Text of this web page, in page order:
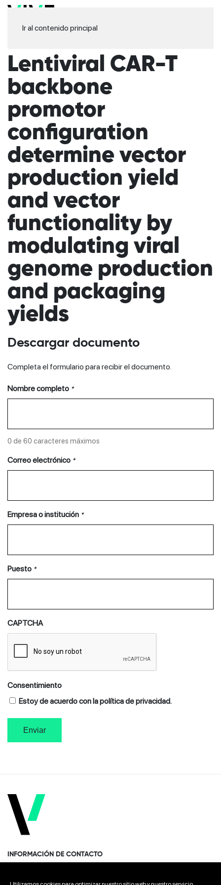
Ir al contenido principal
Lentiviral CAR-T
backbone
promotor
configuration
determine vector
production yield
and vector
functionality by
modulating viral
genome production
and packaging
yields
Descargar documento
Completa el formulario para recibir el documento.
Nombre completo *
0 de 60 caracteres máximos
Correo electrónico *
Empresa o institución *
Puesto *
CAPTCHA
Consentimiento
Estoy de acuerdo con la política de privacidad.
INFORMACIÓN DE CONTACTO